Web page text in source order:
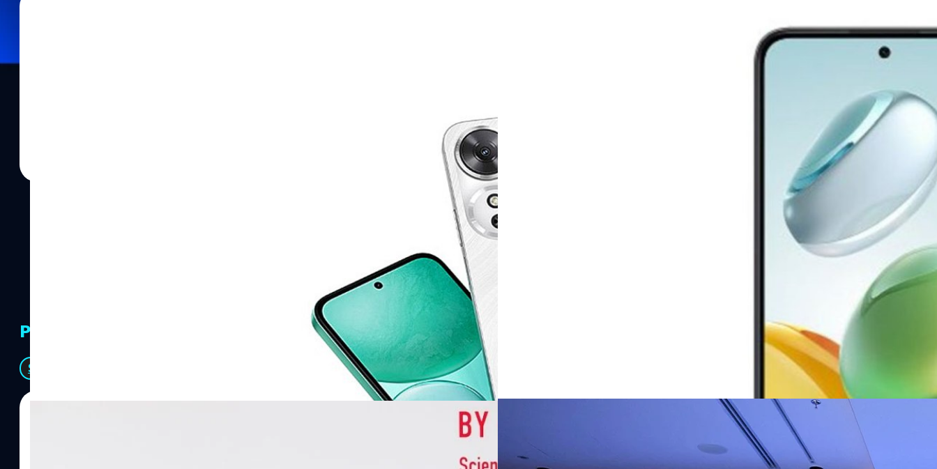
Honor ได้เปิดตัวสมาร์ตโฟนราคาประหยัดซีรีส์ Play 60 ได้แก่ Play 60 รุ่นมาตรฐาน และ Play 60m อย่าง
Honor เตรียมเปิดตัวสมาร์ตโฟนราคาเบา Honor Play 60 Plus ที่รองรับการ
และมีความเป็นไปได้ที่จะขยายออกวางขายในตลาดต่างประเทศด้วย ซึ่งล่าสุดมีการพบเห็นข้อมูลสมาร์ตโฟน
รุ่นนี้ผ่านทางเว็บไซต์ของ China Telecom และข้อมูลจากการรับรองมาตรฐานของ 3C ซึ่งทำให้เรารู้ว่า อีกไม่
PR Partners
See All
หัวเว่ยเดินหน้าปฏิวัติวงการสาธารณสุขไทยด้วย AI เปิดตัว 4 นวัตกรรมเปลี่ยน
เกมเร่งเครื่อง AI เพื่อการแพทย์ในประเทศไทย